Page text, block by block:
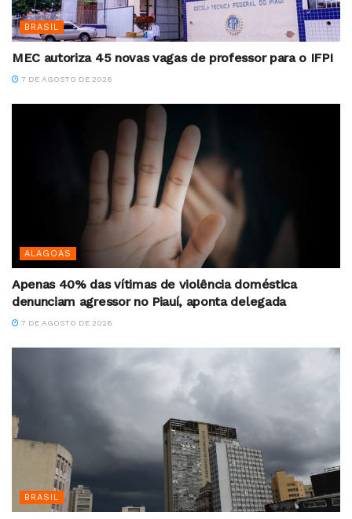
BRASIL
MEC autoriza 45 novas vagas de professor para o IFPI
7 DE AGOSTO DE 2026
ALAGOAS
Apenas 40% das vítimas de violência doméstica
denunciam agressor no Piauí, aponta delegada
7 DE AGOSTO DE 2026
BRASIL